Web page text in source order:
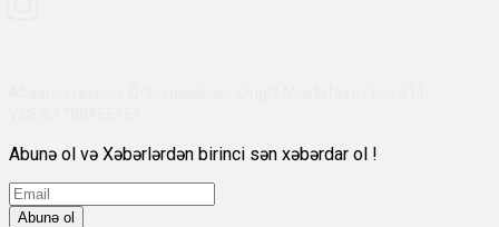
Abunə ol və Xəbərlərdən birinci sən xəbərdar ol !
Abunə ol